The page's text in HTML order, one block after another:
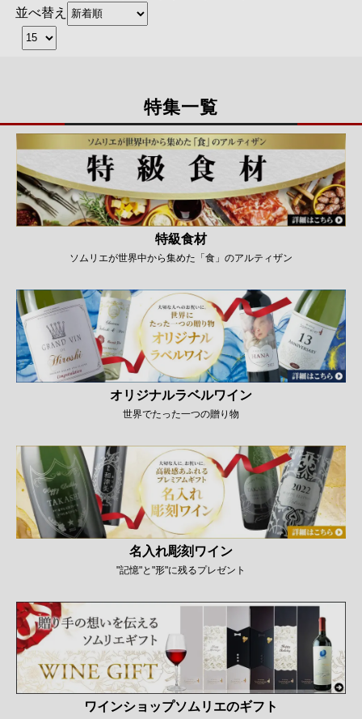
並べ替え
特集一覧
特級食材
ソムリエが世界中から集めた「食」のアルティザン
オリジナルラベルワイン
世界でたった一つの贈り物
名入れ彫刻ワイン
"記憶"と"形"に残るプレゼント
ワインショップソムリエのギフト